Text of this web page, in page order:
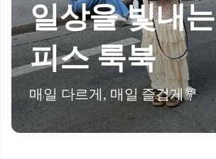
일상을 빛내
피스 룩북
매일 다르게, 매일 즐겁게💐